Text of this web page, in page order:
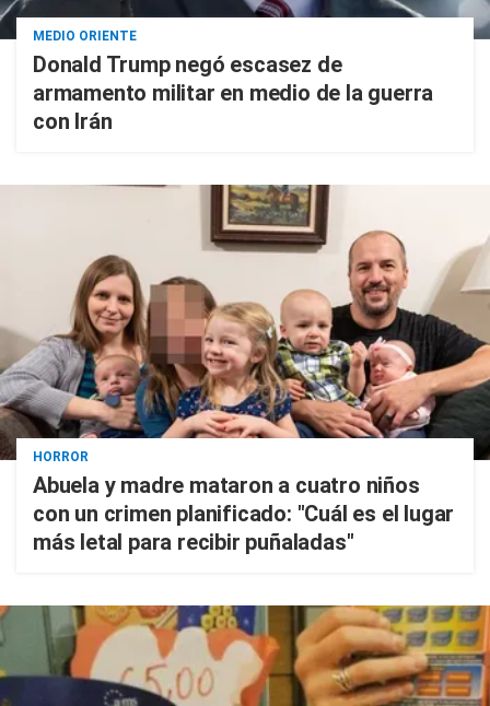
MEDIO ORIENTE
Donald Trump negó escasez de
armamento militar en medio de la guerra
con Irán
HORROR
Abuela y madre mataron a cuatro niños
con un crimen planificado: "Cuál es el lugar
más letal para recibir puñaladas"